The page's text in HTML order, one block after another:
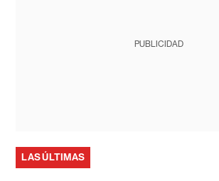
PUBLICIDAD
LAS ÚLTIMAS